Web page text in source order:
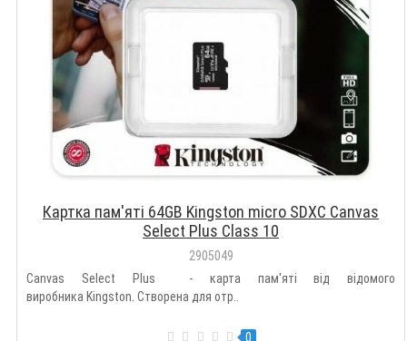
Картка пам'яті 64GB Kingston micro SDXC Canvas
Select Plus Class 10
2905049
Canvas Select Plus - карта пам'яті від відомого
виробника Kingston. Створена для отр..
0